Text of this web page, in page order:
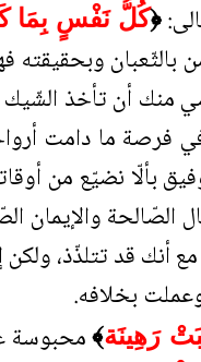
﴿كُلُّ نَفْسٍ بِمَا
بالثّعبان
منك أن تأخذ الشّيك
في فرصة ما دامت
بألّا نضيّع من
الصّالحة والإيمان
أنك قد تتلذّذ،
بخلافه.
رَهِينَة﴾محبوسة